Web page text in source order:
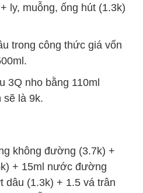
ly, muỗng, ống hút (1.3k)
trong công thức giá vốn
3Q nho bằng 110ml
sẽ là 9k.
không đường (3.7k) +
+ 15ml nước đường
dâu (1.3k) + 1.5 vá trân